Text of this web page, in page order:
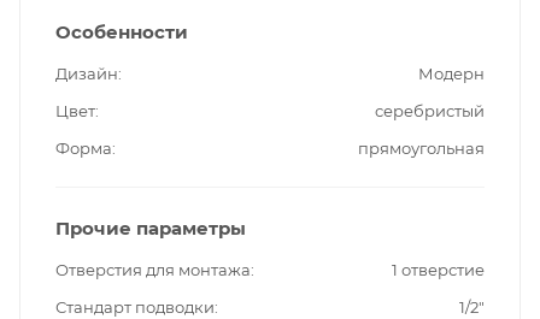
Особенности
Дизайн
Модерн
Цвет
серебристый
Форма
прямоугольная
Прочие параметры
Отверстия для монтажа
1 отверстие
Стандарт подводки
1/2"